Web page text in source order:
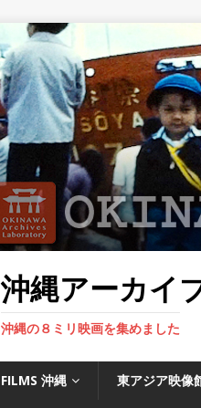
沖縄アーカイ
沖縄の８ミリ映画を集めました
FILMS 沖縄 東アジア映像